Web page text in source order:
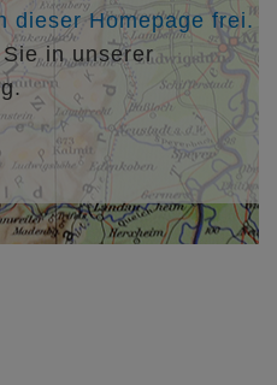
dieser Homepage frei.
in unserer